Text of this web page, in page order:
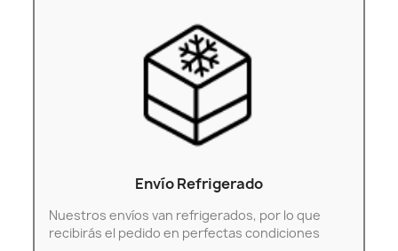
Envío Refrigerado
Nuestros envíos van refrigerados, por lo que
recibirás el pedido en perfectas condiciones